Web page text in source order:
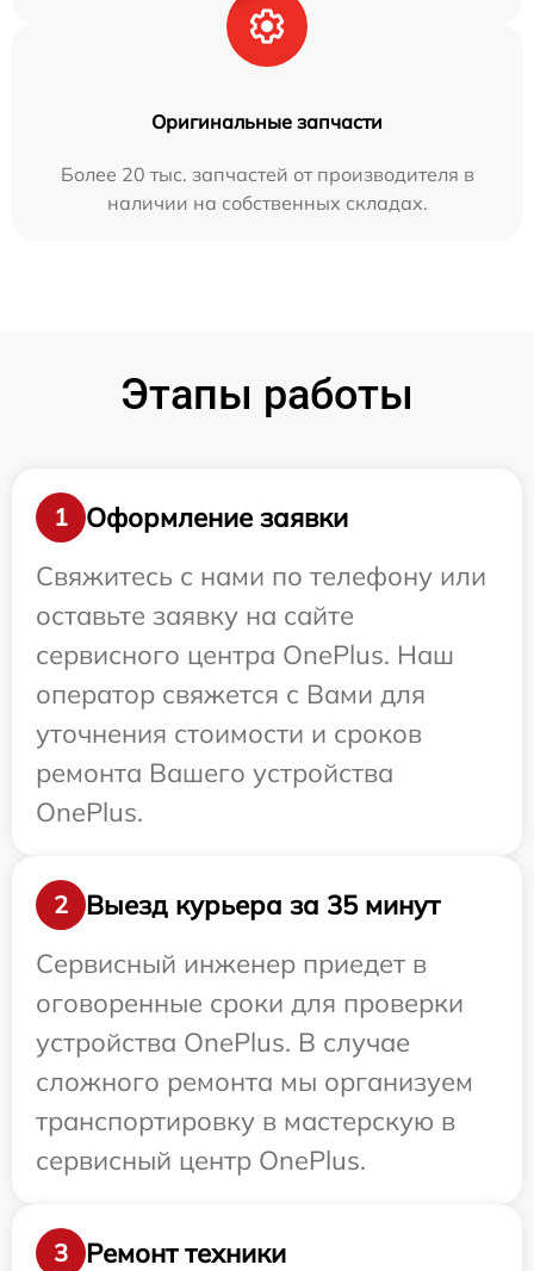
Оригинальные запчасти
Более 20 тыс. запчастей от производителя в
наличии на собственных складах.
Этапы работы
1
Оформление заявки
Свяжитесь с нами по телефону или
оставьте заявку на сайте
сервисного центра OnePlus. Наш
оператор свяжется с Вами для
уточнения стоимости и сроков
ремонта Вашего устройства
OnePlus.
2
Выезд курьера за 35 минут
Сервисный инженер приедет в
оговоренные сроки для проверки
устройства OnePlus. В случае
сложного ремонта мы организуем
транспортировку в мастерскую в
сервисный центр OnePlus.
3
Ремонт техники